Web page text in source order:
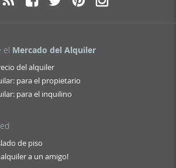
el Mercado del Alquiler
del alquiler
para el propietario
para el inquilino
de piso
a un amigo!